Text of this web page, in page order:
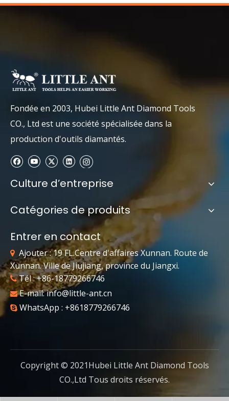
Fondée en 2003, Hubei Little Ant Diamond Tools
CO., Ltd est une société spécialisée dans la
production d'outils diamantés.
Culture d’entreprise
Catégories de produits
Entrer en contact
 Ajouter : 19 FL.Centre d'affaires Xunnan. Route de
Xunnan. Ville de Jiujiang, province du Jiangxi.
Tél : +86-18779266746
E-mail:info@little-ant.cn
 WhatsApp : +8618779266746
Copyright © 2021Hubei Little Ant Diamond Tools
CO.,Ltd Tous droits réservés.